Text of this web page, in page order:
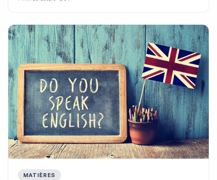
de L'Étranger de Camus pour comprendre comment
MATIÈRES